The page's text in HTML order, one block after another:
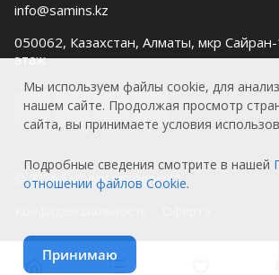
info@samins.kz
050062, Казахстан, Алматы, мкр
этаж
© 2026 Samgau instruments
Мы используем файлы cookie, для
нашем сайте. Продолжая просмотр
сайта, вы принимаете условия
Подробные сведения смотрите в нашей
отношении файлов Cookie.
Принимаю